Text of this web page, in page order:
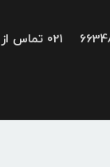
021 تماس از 8 صبح تا 6 شب